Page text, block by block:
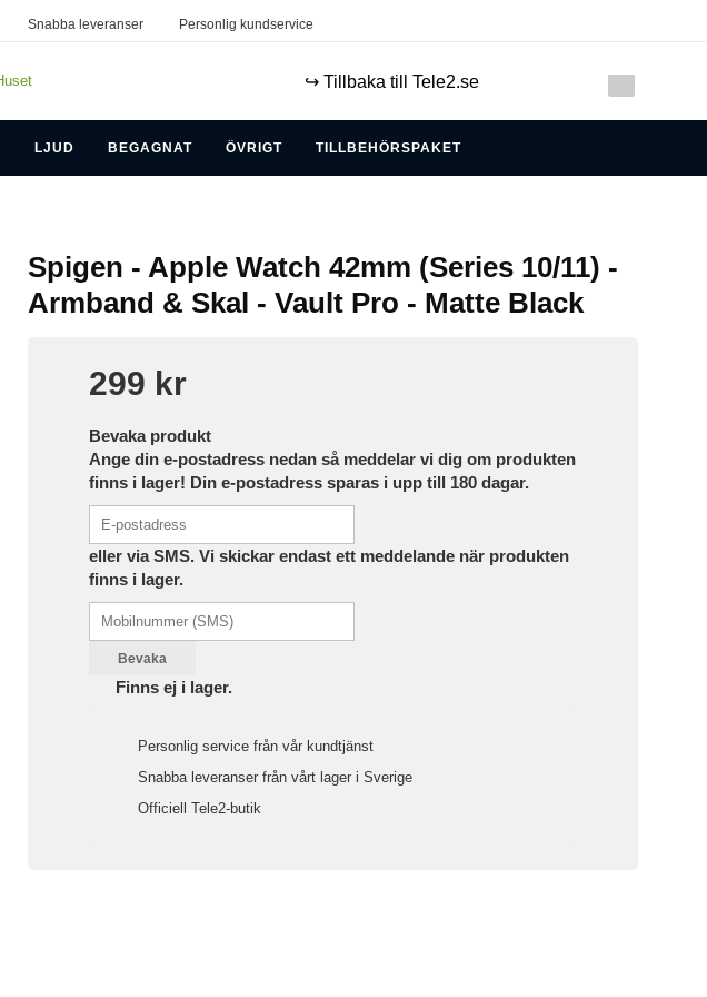
Snabba leveranser Personlig kundservice
↪️ Tillbaka till Tele2.se
LJUD BEGAGNAT ÖVRIGT TILLBEHÖRSPAKET
Spigen - Apple Watch 42mm (Series 10/11) -
Armband & Skal - Vault Pro - Matte Black
299 kr
Bevaka produkt
Ange din e-postadress nedan så meddelar vi dig om produkten
finns i lager! Din e-postadress sparas i upp till 180 dagar.
eller via SMS. Vi skickar endast ett meddelande när produkten
finns i lager.
Bevaka
Finns ej i lager.
Personlig service från vår kundtjänst
Snabba leveranser från vårt lager i Sverige
Officiell Tele2-butik